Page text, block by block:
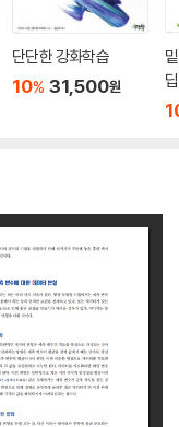
단단한 강화학습
10% 31,500원